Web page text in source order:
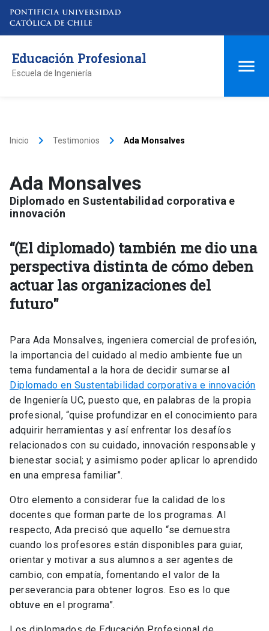
Educación Profesional
Escuela de Ingeniería
Inicio keyboard_arrow_right Testimonios keyboard_arrow_right Ada Monsalves
Ada Monsalves
Diplomado en Sustentabilidad corporativa e
innovación
“(El diplomado) también me dio una
perspectiva distinta de cómo deben
actuar las organizaciones del
futuro"
Para Ada Monsalves, ingeniera comercial de profesión,
la importancia del cuidado al medio ambiente fue un
tema fundamental a la hora de decidir sumarse al
Diplomado en Sustentabilidad corporativa e innovación
de Ingeniería UC, puesto que, en palabras de la propia
profesional, “quise profundizar en el conocimiento para
adquirir herramientas y así enfrentar los desafíos
relacionados con su cuidado, innovación responsable y
bienestar social; y asimismo poder aplicar lo aprendido
en una empresa familiar”.
Otro elemento a considerar fue la calidad de los
docentes que forman parte de los programas. Al
respecto, Ada precisó que aquello “se demuestra
cuando los profesores están disponibles para guiar,
orientar y motivar a sus alumnos a ser agentes de
cambio, con empatía, fomentando el valor de la
perseverancia para obtener logros. Eso es lo que
obtuve en el programa”.